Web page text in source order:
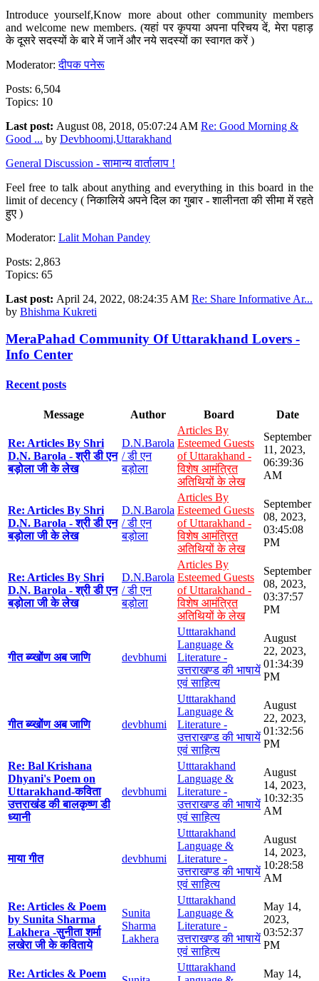
Introduce yourself,Know more about other community members
and welcome new members. (यहां पर कृपया अपना परिचय दें, मेरा पहाड़
के दूसरे सदस्यों के बारे में जानें और नये सदस्यों का स्वागत करें )
Moderator:दीपक पनेरू
Posts: 6,504
Topics: 10
Last post: August 08, 2018, 05:07:24 AM Re: Good Morning &
Good ... by Devbhoomi,Uttarakhand
General Discussion - सामान्य वार्तालाप !
Feel free to talk about anything and everything in this board in the
limit of decency ( निकालिये अपने दिल का गुबार - शालीनता की सीमा में रहते
हुए )
Moderator: Lalit Mohan Pandey
Posts: 2,863
Topics: 65
Last post: April 24, 2022, 08:24:35 AM Re: Share Informative Ar...
by Bhishma Kukreti
MeraPahad Community Of Uttarakhand Lovers -
Info Center
Recent posts
Message Author Board Date
Re: Articles By Shri
D.N. Barola - श्री डी एन
बड़ोला जी के लेख
D.N.Barola
/ डी एन
बड़ोला
Articles By
Esteemed Guests
of Uttarakhand -
विशेष आमंत्रित
अतिथियों के लेख
September
11, 2023,
06:39:36
AM
Re: Articles By Shri
D.N. Barola - श्री डी एन
बड़ोला जी के लेख
D.N.Barola
/ डी एन
बड़ोला
Articles By
Esteemed Guests
of Uttarakhand -
विशेष आमंत्रित
अतिथियों के लेख
September
08, 2023,
03:45:08
PM
Re: Articles By Shri
D.N. Barola - श्री डी एन
बड़ोला जी के लेख
D.N.Barola
/ डी एन
बड़ोला
Articles By
Esteemed Guests
of Uttarakhand -
विशेष आमंत्रित
अतिथियों के लेख
September
08, 2023,
03:37:57
PM
गीत ब्य्खोंण अब जाणि devbhumi
Utttarakhand
Language &
Literature -
उत्तराखण्ड की भाषायें
एवं साहित्य
August
22, 2023,
01:34:39
PM
गीत ब्य्खोंण अब जाणि devbhumi
Utttarakhand
Language &
Literature -
उत्तराखण्ड की भाषायें
एवं साहित्य
August
22, 2023,
01:32:56
PM
Re: Bal Krishana
Dhyani's Poem on
Uttarakhand-कविता
उत्तराखंड की बालकृष्ण डी
ध्यानी
devbhumi
Utttarakhand
Language &
Literature -
उत्तराखण्ड की भाषायें
एवं साहित्य
August
14, 2023,
10:32:35
AM
माया गीत devbhumi
Utttarakhand
Language &
Literature -
उत्तराखण्ड की भाषायें
एवं साहित्य
August
14, 2023,
10:28:58
AM
Re: Articles & Poem
by Sunita Sharma
Lakhera -सुनीता शर्मा
लखेरा जी के कविताये
Sunita
Sharma
Lakhera
Utttarakhand
Language &
Literature -
उत्तराखण्ड की भाषायें
एवं साहित्य
May 14,
2023,
03:52:37
PM
Re: Articles & Poem
Utttarakhand
May 14,